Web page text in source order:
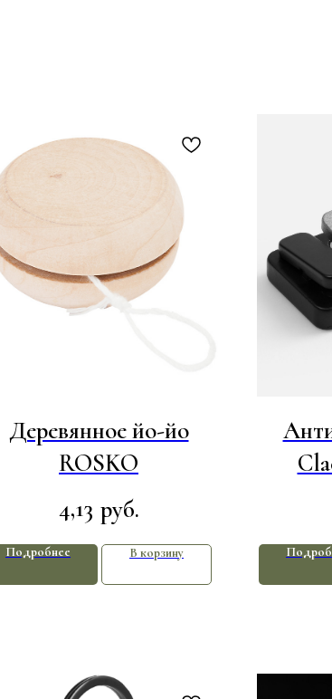
Деревянное йо-йо
ROSKO
4,13 руб.
Подробнее В корзину